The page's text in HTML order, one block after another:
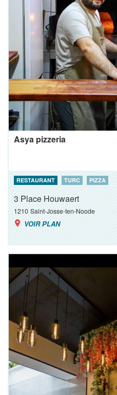
Asya pizzeria
RESTAURANT TURC PIZZA
3 Place Houwaert
1210 Saint-Josse-ten-Noode
VOIR PLAN